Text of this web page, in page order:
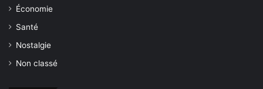
Économie
Santé
Nostalgie
Non classé